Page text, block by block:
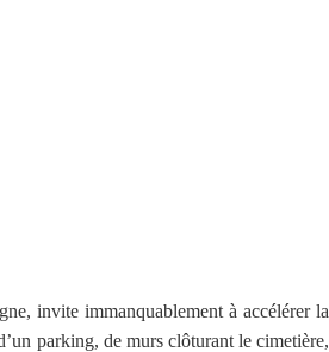
invite immanquablement à accélérer la
parking, de murs clôturant le cimetière,